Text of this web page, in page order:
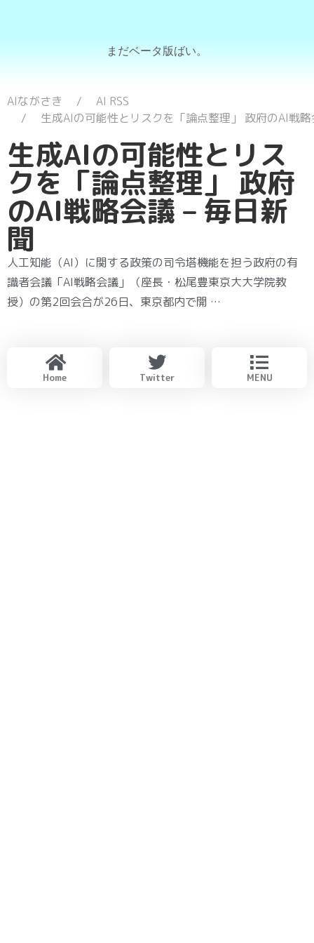
まだベータ版ばい。
AIながさき
AI RSS
生成AIの可能性とリスクを「論点整理」 政府のAI戦
生成AIの可能性とリス
クを「論点整理」 政府
のAI戦略会議 – 毎日新
聞
人工知能（AI）に関する政策の司令塔機能を担う政府の有
識者会議「AI戦略会議」（座長・松尾豊東京大大学院教
授）の第2回会合が26日、東京都内で開 …
Home Twitter MENU